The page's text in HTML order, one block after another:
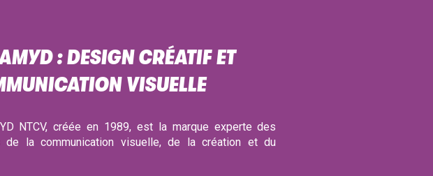
: DESIGN CRÉATIF ET
VISUELLE
NTCV, créée en 1989, est la marque experte des
de la communication visuelle, de la création et du